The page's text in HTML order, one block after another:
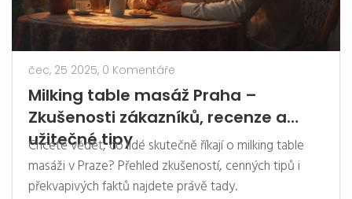
čec, 25 2025, 0 Komentáře
Milking table masáž Praha –
Zkušenosti zákazníků, recenze a
užitečné tipy
Chcete vědět, co lidé skutečně říkají o milking table
masáži v Praze? Přehled zkušeností, cenných tipů i
překvapivých faktů najdete právě tady.